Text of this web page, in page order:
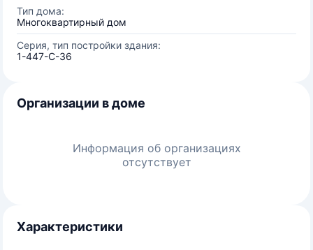
Тип дома:
Многоквартирный дом
Серия, тип постройки здания:
1-447-С-36
Организации в доме
Информация об организациях
отсутствует
Характеристики